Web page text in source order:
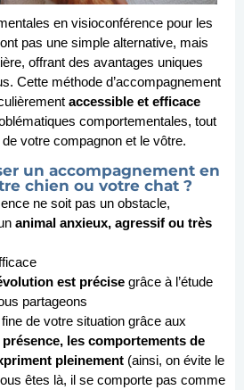
en visioconférence pour les
pas une simple alternative, mais
offrant des avantages uniques
Cette méthode d’accompagnement
accessible et efficace
comportementales, tout
votre compagnon et le vôtre.
un accompagnement en
chien ou votre chat ?
ne soit pas un obstacle,
animal anxieux, agressif ou très
est précise grâce à l’étude
partageons
de votre situation grâce aux
présence, les comportements de
pleinement (ainsi, on évite le
êtes là, il se comporte pas comme